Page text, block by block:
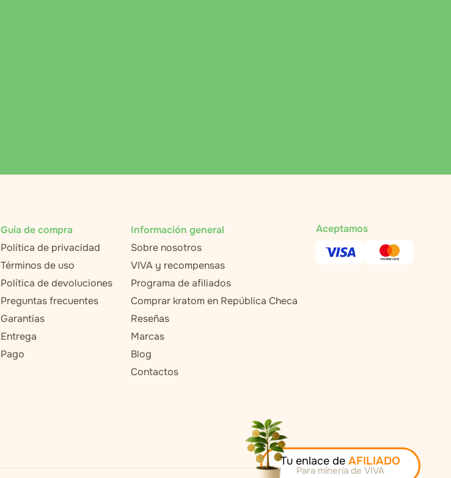
Guía de compra
Política de privacidad
Términos de uso
Política de devoluciones
Preguntas frecuentes
Garantías
Entrega
Pago
Información general
Sobre nosotros
VIVA y recompensas
Programa de afiliados
Comprar kratom en República Checa
Reseñas
Marcas
Blog
Contactos
Aceptamos
Tu enlace de AFILIADO
Para minería de VIVA